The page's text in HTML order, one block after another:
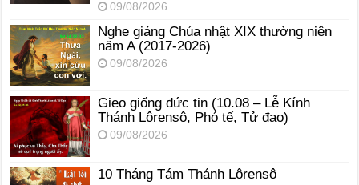
09/08/2026
Nghe giảng Chúa nhật XIX thường niên
năm A (2017-2026)
09/08/2026
Gieo giống đức tin (10.08 – Lễ Kính
Thánh Lôrensô, Phó tế, Tử đạo)
09/08/2026
10 Tháng Tám Thánh Lôrensô